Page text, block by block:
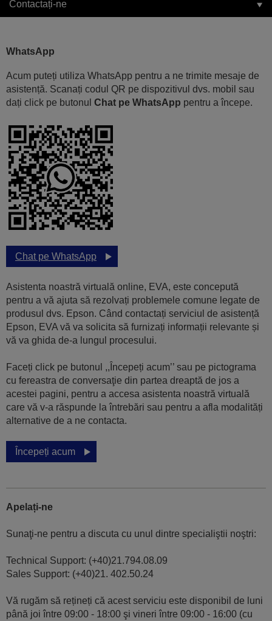
Contactați-ne
WhatsApp
Acum puteți utiliza WhatsApp pentru a ne trimite mesaje de
asistență. Scanați codul QR pe dispozitivul dvs. mobil sau
dați click pe butonul Chat pe WhatsApp pentru a începe.
Chat pe WhatsApp
Asistenta noastră virtuală online, EVA, este concepută
pentru a vă ajuta să rezolvați problemele comune legate de
produsul dvs. Epson. Când contactați serviciul de asistență
Epson, EVA vă va solicita să furnizați informații relevante și
vă va ghida de-a lungul procesului.
Faceți click pe butonul ,,Începeți acum’’ sau pe pictograma
cu fereastra de conversaţie din partea dreaptă de jos a
acestei pagini, pentru a accesa asistenta noastră virtuală
care vă v-a răspunde la întrebări sau pentru a afla modalități
alternative de a ne contacta.
Începeți acum
Apelați-ne
Sunaţi-ne pentru a discuta cu unul dintre specialiştii noştri:
Technical Support: (+40)21.794.08.09
Sales Support: (+40)21. 402.50.24
Vă rugăm să rețineți că acest serviciu este disponibil de luni
până joi între 09:00 - 18:00 şi vineri între 09:00 - 16:00 (cu